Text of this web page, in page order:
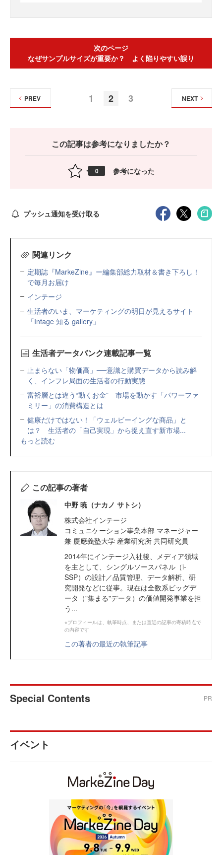
次のページ
なぜサンプルサイズが重要か？ よく陥りやすい誤り
1 2 3
PREV NEXT
この記事は参考になりましたか？
0 参考になった
プッシュ通知を受け取る
関連リンク
定期誌『MarkeZine』ー編集部総力取材＆書き下ろし！
で毎月お届け
インテージ
生活者のいま、マーケティングの明日が見えるサイト
「Intage 知る gallery」
生活者データバンク連載記事一覧
止まらない「物価高」──意識と購買データから読み解
く、インフレ局面の生活者の行動実態
富裕層とは違う“動くお金” 市場を動かす「パワーファ
ミリー」の消費構造とは
健康だけではない！「ウェルビーイングな商品」と
は？ 生活者の「自己実現」から捉え直す新市場...
もっと読む
この記事の著者
中野 暁（ナカノ サトシ）
株式会社インテージ
コミュニケーション事業本部 マネージャー
兼 慶應義塾大学 産業研究所 共同研究員
2014年にインテージ入社後、メディア領域
を主として、シングルソースパネル（i-
SSP）の設計／品質管理、データ解析、研
究開発などに従事。現在は全数系ビッグデ
ータ（"集まる"データ）の価値開発事業を担
う...
※プロフィールは、執筆時点、または直近の記事の寄稿時点で
の内容です
この著者の最近の執筆記事
Special Contents PR
イベント